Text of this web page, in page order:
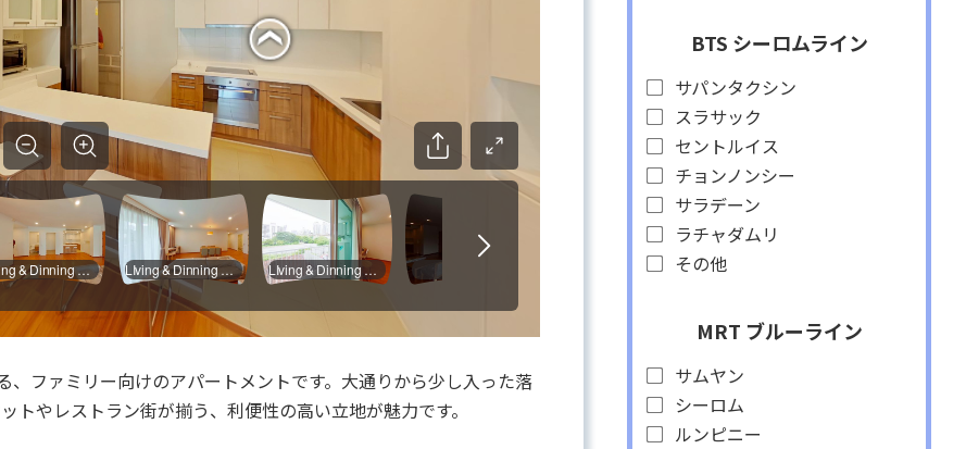
、ファミリー向けのアパートメントです。大通りから少し入った落
やレストラン街が揃う、利便性の高い立地が魅力です。
BTS シーロムライン
サパンタクシン
スラサック
セントルイス
チョンノンシー
サラデーン
ラチャダムリ
その他
MRT ブルーライン
サムヤン
シーロム
ルンピニー